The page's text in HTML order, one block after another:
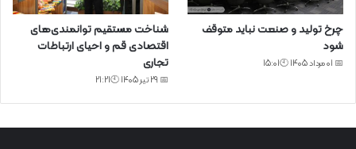
چرخ تولید و صنعت نباید متوقف
شود
📅 01 مرداد 1405 🕙15:01
شناخت مستقیم توانمندی‌های
اقتصادی قم و احیای ارتباطات
تجاری
📅 29 تیر 1405 🕙21:21